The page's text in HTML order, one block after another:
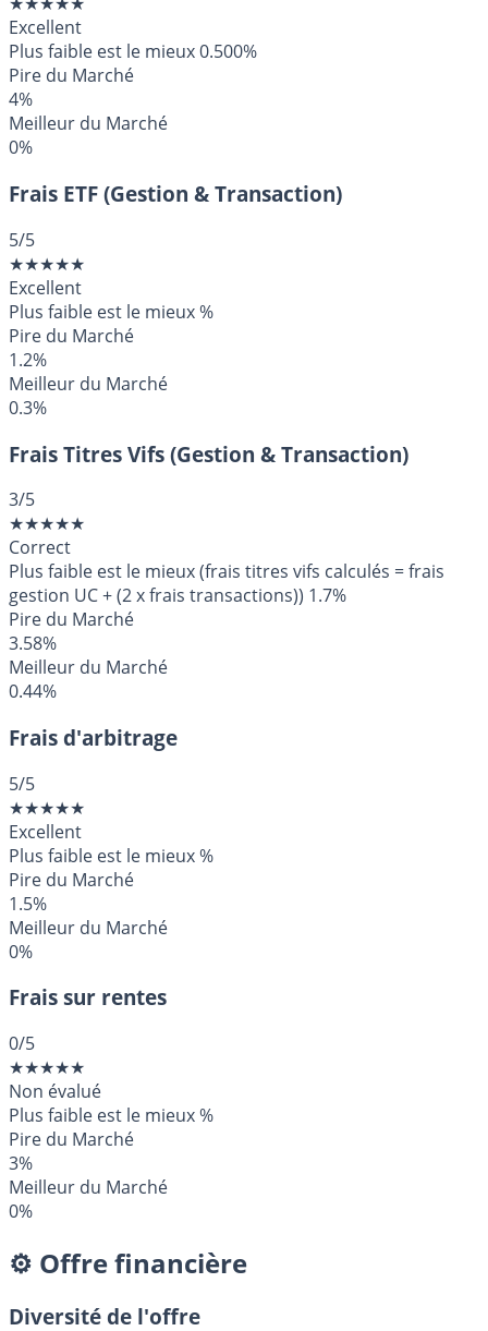
Excellent
Plus faible est le mieux0.500%
Pire du Marché
4%
Meilleur du Marché
0%
Frais ETF (Gestion & Transaction)
5/5
★★★★★
Excellent
Plus faible est le mieux%
Pire du Marché
1.2%
Meilleur du Marché
0.3%
Frais Titres Vifs (Gestion & Transaction)
3/5
★★★★★
Correct
Plus faible est le mieux (frais titres vifs calculés = frais
gestion UC + (2 x frais transactions)) 1.7%
Pire du Marché
3.58%
Meilleur du Marché
0.44%
Frais d'arbitrage
5/5
★★★★★
Excellent
Plus faible est le mieux%
Pire du Marché
1.5%
Meilleur du Marché
0%
Frais sur rentes
0/5
★★★★★
Non évalué
Plus faible est le mieux%
Pire du Marché
3%
Meilleur du Marché
0%
⚙️ Offre financière
Diversité de l'offre